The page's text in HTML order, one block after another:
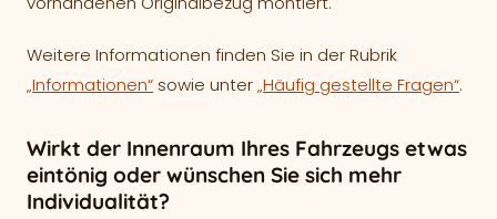
Weitere Informationen finden Sie in der Rubrik
„Informationen“ sowie unter„Häufig gestellte Fragen“.
Wirkt der Innenraum Ihres Fahrzeugs etwas
eintönig oder wünschen Sie sich mehr
Individualität?